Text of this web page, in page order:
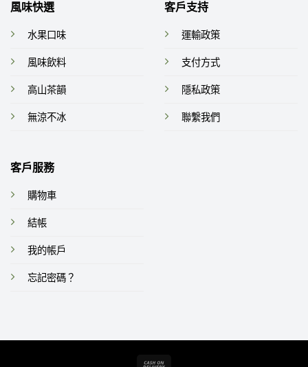
風味快選
水果口味
風味飲料
高山茶韻
無涼不冰
客戶支持
運輸政策
支付方式
隱私政策
聯繫我們
客戶服務
購物車
結帳
我的帳戶
忘記密碼？